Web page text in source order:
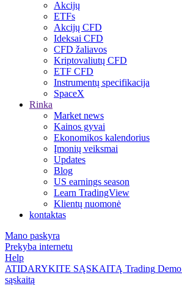
Akcijų
ETFs
Akcijų CFD
Ideksai CFD
CFD žaliavos
Kriptovaliutų CFD
ETF CFD
Instrumentų specifikacija
SpaceX
Rinka
Market news
Kainos gyvai
Ekonomikos kalendorius
Įmonių veiksmai
Updates
Blog
US earnings season
Learn TradingView
Klientų nuomonė
kontaktas
Mano paskyra
Prekyba internetu
Help
ATIDARYKITE SĄSKAITĄ Trading Demo
sąskaitą